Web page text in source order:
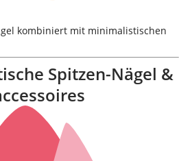
Spitzen-Nägel &